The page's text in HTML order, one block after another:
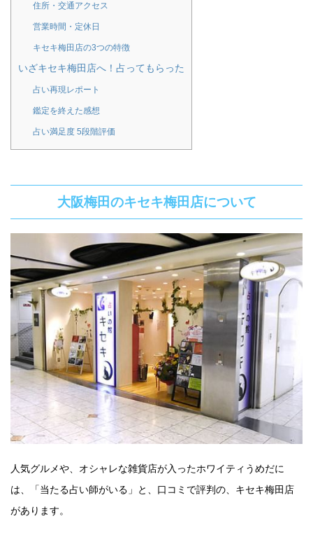
住所・交通アクセス
営業時間・定休日
キセキ梅田店の3つの特徴
いざキセキ梅田店へ！占ってもらった
占い再現レポート
鑑定を終えた感想
占い満足度 5段階評価
大阪梅田のキセキ梅田店について
人気グルメや、オシャレな雑貨店が入ったホワイティうめだに
は、「当たる占い師がいる」と、口コミで評判の、キセキ梅田店
があります。